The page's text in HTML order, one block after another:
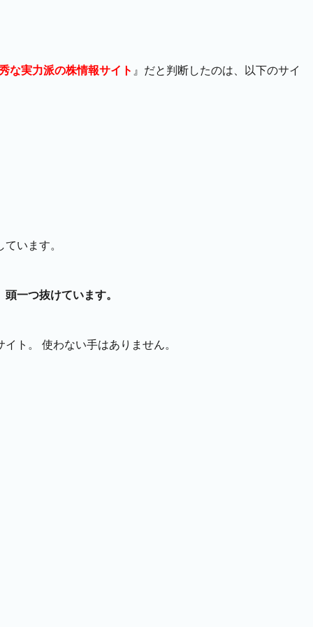
な実力派の株情報サイト 』だと判断したのは、以下のサイ
います。
頭一つ抜けています。
ト。 使わない手はありません。